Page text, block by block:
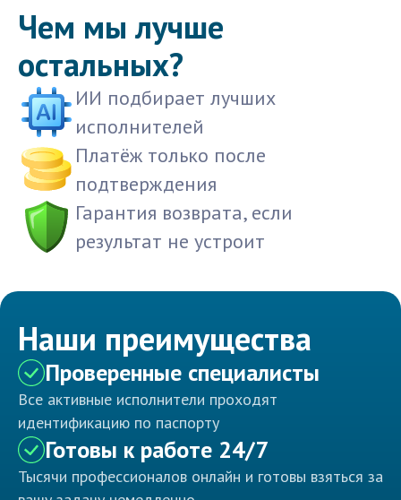
Чем мы лучше
остальных?
ИИ подбирает лучших
исполнителей
Платёж только после
подтверждения
Гарантия возврата, если
результат не устроит
Наши преимущества
Проверенные специалисты
Все активные исполнители проходят
идентификацию по паспорту
Готовы к работе 24/7
Тысячи профессионалов онлайн и готовы взяться за